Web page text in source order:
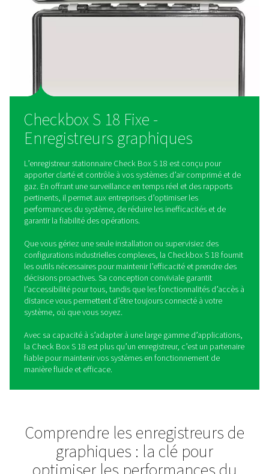
Avec l’application S4C-FS, vous pouvez accéder aux
réel de différents capteurs via votre smartphone.
Enregistreurs graphiques
L’enregistreur stationnaire Check Box S 18 est conçu